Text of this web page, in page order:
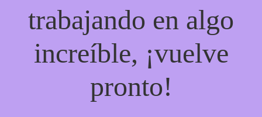
trabajando en algo
increíble, ¡vuelve
pronto!